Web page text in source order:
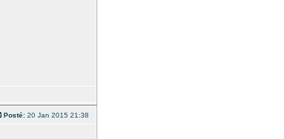
Posté: 20 Jan 2015 21:38